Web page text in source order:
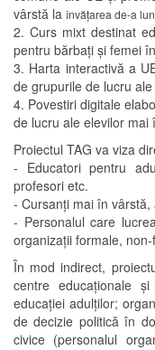
vârstă la învățarea de-a
2. Curs mixt destinat
pentru bărbați și femei
3. Harta interactivă a
de grupurile de lucru
4. Povestiri digitale
de lucru ale elevilor mai
Proiectul TAG va viza
- Educatori pentru
profesori etc.
- Cursanți mai în
- Personalul care
organizații formale,
În mod indirect,
centre educaționale
educației adulților;
de decizie politică în
civice (personalul